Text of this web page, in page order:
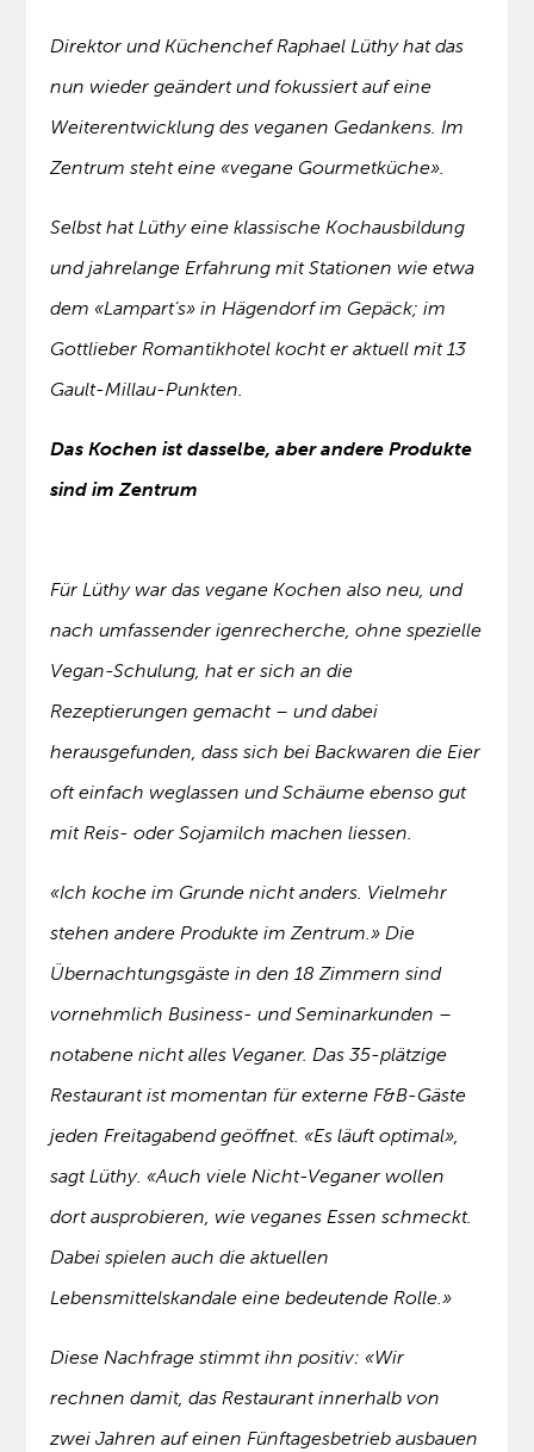
Direktor und Küchenchef Raphael Lüthy hat das
nun wieder geändert und fokussiert auf eine
Weiterentwicklung des veganen Gedankens. Im
Zentrum steht eine «vegane Gourmetküche».
Selbst hat Lüthy eine klassische Kochausbildung
und jahrelange Erfahrung mit Stationen wie etwa
dem «Lampart’s» in Hägendorf im Gepäck; im
Gottlieber Romantikhotel kocht er aktuell mit 13
Gault-Millau-Punkten.
Das Kochen ist dasselbe, aber andere Produkte
sind im Zentrum
Für Lüthy war das vegane Kochen also neu, und
nach umfassender igenrecherche, ohne spezielle
Vegan-Schulung, hat er sich an die
Rezeptierungen gemacht – und dabei
herausgefunden, dass sich bei Backwaren die Eier
oft einfach weglassen und Schäume ebenso gut
mit Reis- oder Sojamilch machen liessen.
«Ich koche im Grunde nicht anders. Vielmehr
stehen andere Produkte im Zentrum.» Die
Übernachtungsgäste in den 18 Zimmern sind
vornehmlich Business- und Seminarkunden –
notabene nicht alles Veganer. Das 35-plätzige
Restaurant ist momentan für externe F&B-Gäste
jeden Freitagabend geöffnet. «Es läuft optimal»,
sagt Lüthy. «Auch viele Nicht-Veganer wollen
dort ausprobieren, wie veganes Essen schmeckt.
Dabei spielen auch die aktuellen
Lebensmittelskandale eine bedeutende Rolle.»
Diese Nachfrage stimmt ihn positiv: «Wir
rechnen damit, das Restaurant innerhalb von
zwei Jahren auf einen Fünftagesbetrieb ausbauen